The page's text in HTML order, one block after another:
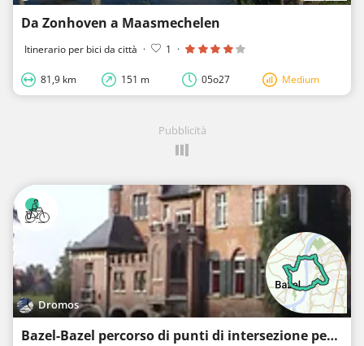
Da Zonhoven a Maasmechelen
Itinerario per bici da città · 1 ·
81,9 km 151 m 05o27 Medium
Pubblicità
Dromos
Bazel-Bazel percorso di punti di intersezione per biciclette